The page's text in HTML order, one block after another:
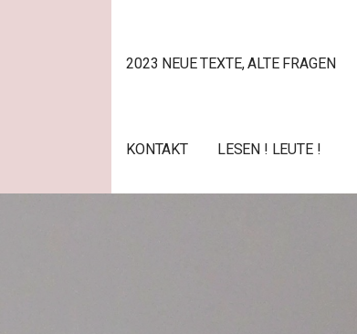
2023 NEUE TEXTE, ALTE FRAGEN
KONTAKT LESEN ! LEUTE !